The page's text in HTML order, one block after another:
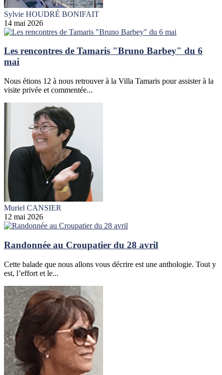
Sylvie HOUDRÉ BONIFAIT
14 mai 2026
Les rencontres de Tamaris "Bruno Barbey" du 6
mai
Nous étions 12 à nous retrouver à la Villa Tamaris pour assister à la
visite privée et commentée...
Muriel CANSIER
12 mai 2026
Randonnée au Croupatier du 28 avril
Cette balade que nous allons vous décrire est une anthologie. Tout y
est, l’effort et le...